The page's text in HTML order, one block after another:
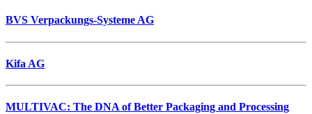
BVS Verpackungs-Systeme AG
Kifa AG
MULTIVAC: The DNA of Better Packaging and Processing